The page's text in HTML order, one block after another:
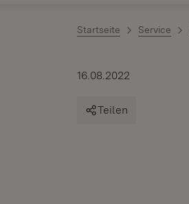
Startseite Service
16.08.2022
Teilen